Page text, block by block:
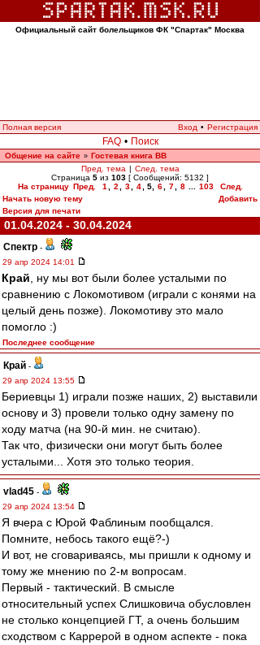
Официальный сайт болельщиков ФК "Спартак" Москва
Полная версия Вход • Регистрация
FAQ • Поиск
Общение на сайте » Гостевая книга ВВ
Пред. тема | След. тема
Страница 5 из 103 [ Сообщений: 5132 ]
На страницу Пред. 1 2 3 4 5, 6 7 8 103
След.
Начать новую тему
Добавить
Версия для печати
01.04.2024 - 30.04.2024
Спектр -
29 апр 2024 14:01
Край , ну мы вот были более усталыми по
сравнению с Локомотивом (играли с конями на
целый день позже). Локомотиву это мало
помогло :)
Последнее сообщение
Край -
29 апр 2024 13:55
Бериевцы 1) играли позже наших, 2) выставили
основу и 3) провели только одну замену по
ходу матча (на 90-й мин. не считаю).
Так что, физически они могут быть более
усталыми... Хотя это только теория.
vlad45 -
29 апр 2024 13:54
Я вчера с Юрой Фаблиным пообщался.
Помните, небось такого ещё?-)
И вот, не сговариваясь, мы пришли к одному и
тому же мнению по 2-м вопросам.
Первый - тактический. В смысле
относительный успех Слишковича обусловлен
не столько концепцией ГТ, а очень большим
сходством с Каррерой в одном аспекте - пока